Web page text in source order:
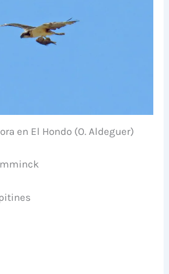
en El Hondo (O. Aldeguer)